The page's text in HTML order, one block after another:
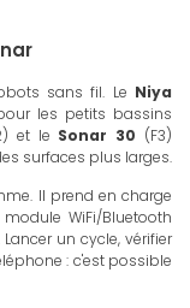
sans fil. Le Niya
les petits bassins
et le Sonar 30 (F3)
surfaces plus larges.
Il prend en charge
WiFi/Bluetooth
un cycle, vérifier
: c'est possible